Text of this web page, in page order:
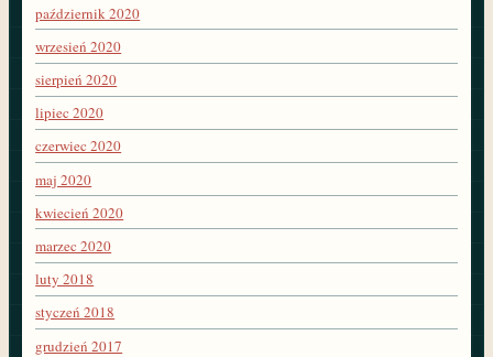
październik 2020
wrzesień 2020
sierpień 2020
lipiec 2020
czerwiec 2020
maj 2020
kwiecień 2020
marzec 2020
luty 2018
styczeń 2018
grudzień 2017